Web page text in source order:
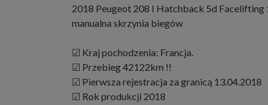
2018 Peugeot 208 I Hatchback 5d Facelifting
manualna skrzynia biegów
☑ Kraj pochodzenia: Francja.
☑ Przebieg 42122km !!
☑ Pierwsza rejestracja za granicą 13.04.2018
☑ Rok produkcji 2018